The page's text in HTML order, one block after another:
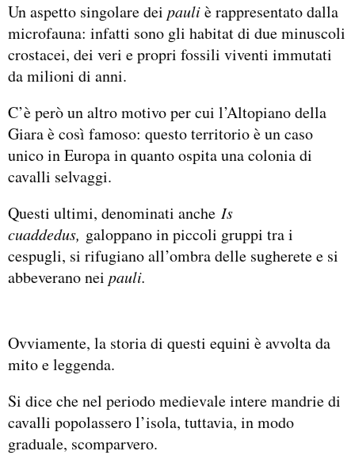
Un aspetto singolare dei pauliè rappresentato dalla
microfauna: infatti sono gli habitat di due minuscoli
crostacei, dei veri e propri fossili viventi immutati
da milioni di anni.
C’è però un altro motivo per cui l’Altopiano della
Giara è così famoso: questo territorio è un caso
unico in Europa in quanto ospita una colonia di
cavalli selvaggi.
Questi ultimi, denominati anche Is
cuaddedus, galoppano in piccoli gruppi tra i
cespugli, si rifugiano all’ombra delle sugherete e si
abbeverano nei pauli.
Ovviamente, la storia di questi equini è avvolta da
mito e leggenda.
Si dice che nel periodo medievale intere mandrie di
cavalli popolassero l’isola, tuttavia, in modo
graduale, scomparvero.